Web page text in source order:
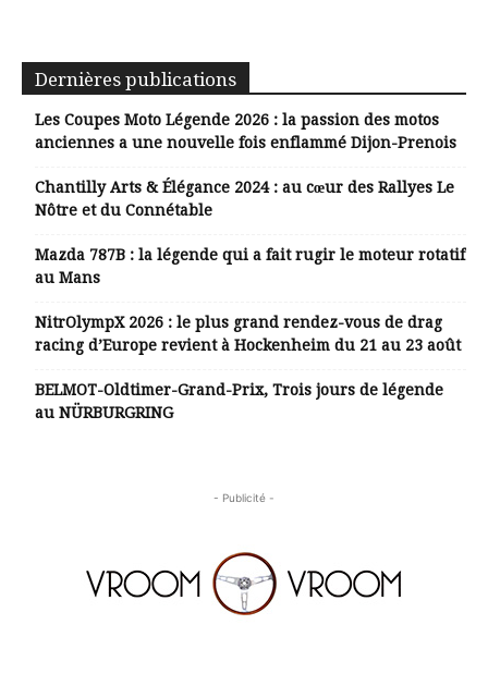
Dernières publications
Les Coupes Moto Légende 2026 : la passion des motos
anciennes a une nouvelle fois enflammé Dijon-Prenois
Chantilly Arts & Élégance 2024 : au cœur des Rallyes Le
Nôtre et du Connétable
Mazda 787B : la légende qui a fait rugir le moteur rotatif
au Mans
NitrOlympX 2026 : le plus grand rendez-vous de drag
racing d’Europe revient à Hockenheim du 21 au 23 août
BELMOT-Oldtimer-Grand-Prix, Trois jours de légende
au NÜRBURGRING
- Publicité -